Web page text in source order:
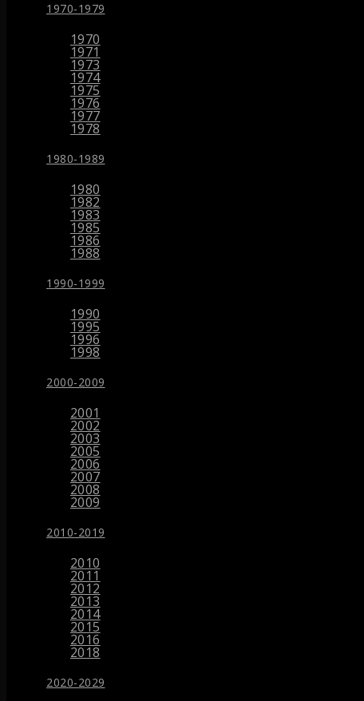
1970-1979
1970
1971
1973
1974
1975
1976
1977
1978
1980-1989
1980
1982
1983
1985
1986
1988
1990-1999
1990
1995
1996
1998
2000-2009
2001
2002
2003
2005
2006
2007
2008
2009
2010-2019
2010
2011
2012
2013
2014
2015
2016
2018
2020-2029